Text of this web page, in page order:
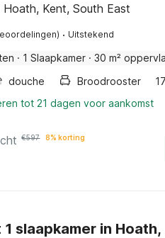
Kent, South East
· Uitstekend
· 1 Slaapkamer · 30 m²
douche Broodrooster
tot 21 dagen voor aankomst
€597 8% korting
1 slaapkamer in